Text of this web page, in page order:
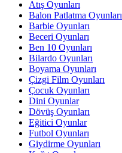
Atış Oyunları
Balon Patlatma Oyunları
Barbie Oyunları
Beceri Oyunları
Ben 10 Oyunları
Bilardo Oyunları
Boyama Oyunları
Çizgi Film Oyunları
Çocuk Oyunları
Dini Oyunlar
Dövüş Oyunları
Eğitici Oyunlar
Futbol Oyunları
Giydirme Oyunları